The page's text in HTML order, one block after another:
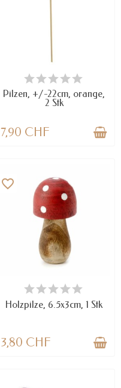
VERFÜGBAR
Pilzen, +/-22cm, orange,
2 Stk
7,90 CHF
VERFÜGBAR
favorite_border
Holzpilze, 6.5x3cm, 1 Stk
3,80 CHF